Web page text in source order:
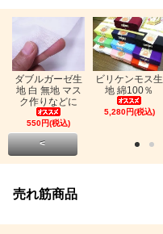
ダブルガーゼ生
地 白 無地 マス
ク作りなどに
550円(税込)
ビリケンモス生
地 綿100％
5,280円(税込)
<
売れ筋商品